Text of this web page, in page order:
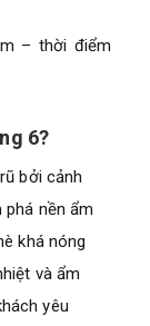
– thời điểm
6?
bởi cảnh
nền ẩm
khá nóng
và ẩm
yêu